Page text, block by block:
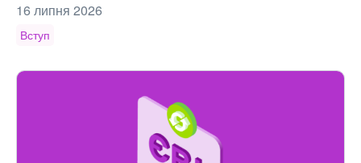
16 липня 2026
Вступ